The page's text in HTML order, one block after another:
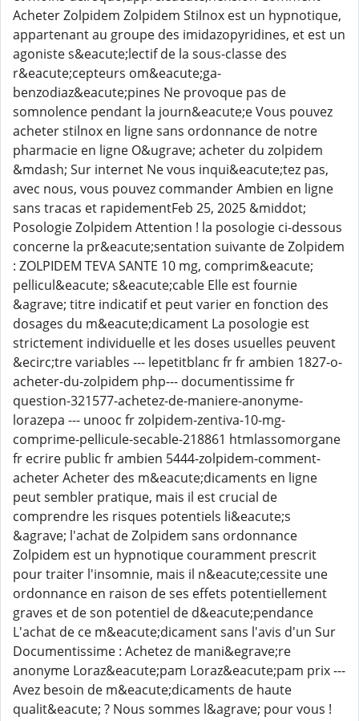
Acheter Zolpidem Zolpidem Stilnox est un hypnotique,
appartenant au groupe des imidazopyridines, et est un
agoniste s&eacute;lectif de la sous-classe des
r&eacute;cepteurs om&eacute;ga-
benzodiaz&eacute;pines Ne provoque pas de
somnolence pendant la journ&eacute;e Vous pouvez
acheter stilnox en ligne sans ordonnance de notre
pharmacie en ligne O&ugrave; acheter du zolpidem
&mdash; Sur internet Ne vous inqui&eacute;tez pas,
avec nous, vous pouvez commander Ambien en ligne
sans tracas et rapidementFeb 25, 2025 &middot;
Posologie Zolpidem Attention ! la posologie ci-dessous
concerne la pr&eacute;sentation suivante de Zolpidem
: ZOLPIDEM TEVA SANTE 10 mg, comprim&eacute;
pellicul&eacute; s&eacute;cable Elle est fournie
&agrave; titre indicatif et peut varier en fonction des
dosages du m&eacute;dicament La posologie est
strictement individuelle et les doses usuelles peuvent
&ecirc;tre variables --- lepetitblanc fr fr ambien 1827-o-
acheter-du-zolpidem php--- documentissime fr
question-321577-achetez-de-maniere-anonyme-
lorazepa --- unooc fr zolpidem-zentiva-10-mg-
comprime-pellicule-secable-218861 htmlassomorgane
fr ecrire public fr ambien 5444-zolpidem-comment-
acheter Acheter des m&eacute;dicaments en ligne
peut sembler pratique, mais il est crucial de
comprendre les risques potentiels li&eacute;s
&agrave; l'achat de Zolpidem sans ordonnance
Zolpidem est un hypnotique couramment prescrit
pour traiter l'insomnie, mais il n&eacute;cessite une
ordonnance en raison de ses effets potentiellement
graves et de son potentiel de d&eacute;pendance
L'achat de ce m&eacute;dicament sans l'avis d'un Sur
Documentissime : Achetez de mani&egrave;re
anonyme Loraz&eacute;pam Loraz&eacute;pam prix ---
Avez besoin de m&eacute;dicaments de haute
qualit&eacute; ? Nous sommes l&agrave; pour vous !